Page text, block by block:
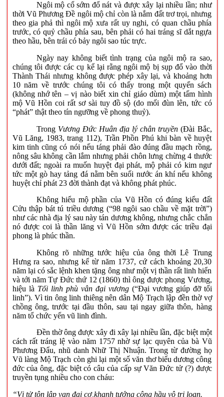
Ngôi mộ cổ sớm đổ nát và được xây lại nhiều lần; như
thời Vũ Phương Đề ngôi mộ chỉ còn là nắm đất trơ trọi, nhưng
theo gia phả thì ngôi mộ xưa rất uy nghi, có quan chầu phía
trước, có quỷ chầu phía sau, bên phải có hai tráng sĩ dắt ngựa
theo hầu, bên trái có bảy ngôi sao túc trực.
Ngày nay không biết tình trạng của ngôi mộ ra sao,
chúng tôi được các cụ kể lại rằng ngôi mộ bị sụp đổ vào thời
Thành Thái nhưng không được phép xây lại, và khoảng hơn
10 năm về trước chúng tôi có thấy trong một quyển sách
(không nhớ tên – vị nào biết xin chỉ giáo dùm) một tấm hình
mộ Vũ Hồn coi rất sơ sài tuy đồ sộ (do mối đùn lên, tức có
“phát” thật theo tín ngưỡng về phong thuỷ).
Trong Vương Đức Huân địa lý chân truyền (Đài Bắc,
Vũ Lăng, 1983, trang 112), Trần Phồn Phú khi bàn về huyệt
kim tinh cũng có nói nếu táng phải đào đúng đầu mạch rồng,
nông sâu không cần lắm nhưng phải chôn lưng chừng 4 thước
dưới đất; ngoài ra muốn huyệt đại phát, mộ phải có kim ngư
tức một gò hay tảng đá nằm bên suối nước án khí nếu không
huyệt chỉ phát 23 đời thành đạt và không phát phúc.
Không hiểu mộ phần của Vũ Hồn có đúng kiểu đất
Cửu thập bát tú triều dương (“98 ngôi sao chầu về mặt trời”)
như các nhà địa lý sau này tán dương không, nhưng chắc chắn
nó được coi là thần lăng vì Vũ Hồn sớm được các triều đại
phong là phúc thần.
Không rõ những tước hiệu của ông thời Lê Trung
Hưng ra sao, nhưng kể từ năm 1737, cứ cách khoảng 20,30
năm lại có sắc lệnh khen tặng ông như một vị thần rất linh hiển
và tới năm Tự Đức thứ 12 (1860) thì ông được phong Vương,
hiệu là Tối linh phù vân đại vương(“Đại vương giúp đỡ tối
linh”). Vì tin ông linh thiêng nên dân Mộ Trạch lập đền thờ vợ
chồng ông, trước tại đầu thôn, sau tại ngay giữa thôn, hàng
năm tổ chức yến vũ linh đình.
Đền thờ ông được xây đi xây lại nhiều lần, đặc biệt một
cách rất tráng lệ vào năm 1757 nhờ sự lạc quyên của bà Vũ
Phương Đẩu, nhũ danh Nhữ Thị Nhuận. Trong từ đường họ
Vũ làng Mộ Trạch còn ghi lại một số văn thơ biểu dương công
đức của ông, đặc biệt có câu của cấp sự Văn Đức tử (?) được
truyền tụng nhiều cho con cháu:
“Vị tử tôn lập vạn đại cơ,khanh tướng công hầu vô trị loạn.